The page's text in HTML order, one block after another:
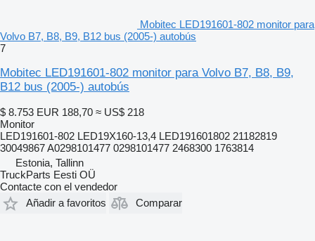
Mobitec LED191601-802 monitor para
Volvo B7, B8, B9, B12 bus (2005-) autobús
7
Mobitec LED191601-802 monitor para Volvo B7, B8, B9,
B12 bus (2005-) autobús
$ 8.753 EUR 188,70 ≈ US$ 218
Monitor
LED191601-802 LED19X160-13,4 LED191601802 21182819
30049867 A0298101477 0298101477 2468300 1763814
Estonia, Tallinn
TruckParts Eesti OÜ
Contacte con el vendedor
Añadir a favoritos
Comparar